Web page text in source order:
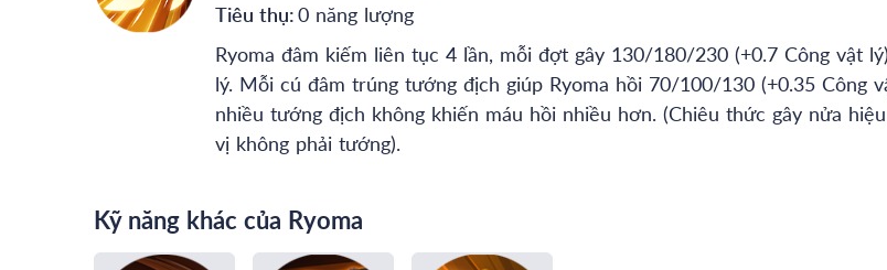
Tiêu thụ:0 năng lượng
Ryoma đâm kiếm liên tục 4 lần, mỗi đợt gây 130/180/230 (+0.7 Công vật
lý. Mỗi cú đâm trúng tướng địch giúp Ryoma hồi 70/100/130 (+0.35 Công
nhiều tướng địch không khiến máu hồi nhiều hơn. (Chiêu thức gây nửa
vị không phải tướng).
Kỹ năng khác của Ryoma